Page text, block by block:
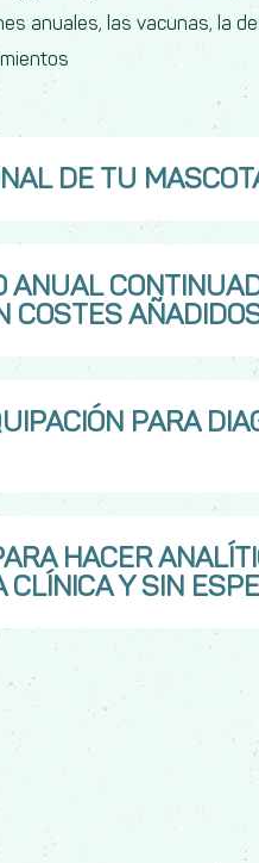
anuales, las vacunas, la
DE TU
ANUAL
COSTES
PARA
HACER
CLÍNICA Y SIN